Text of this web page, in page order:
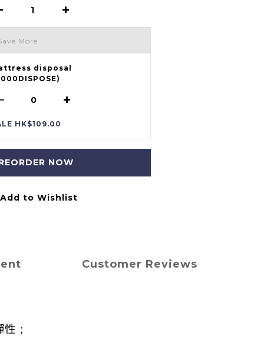
More
disposal
HK$109.00
NOW
Add to Wishlist
Customer Reviews
性 ；